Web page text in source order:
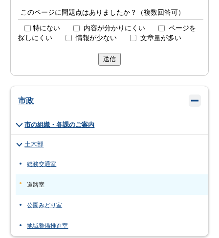
このページに問題点はありましたか？（複数回答可）
特にない 内容が分かりにくい
ページを
探しにくい
情報が少ない 文章量が多い
送信
市政
市の組織・各課のご案内
土木部
総務交通室
道路室
公園みどり室
地域整備推進室